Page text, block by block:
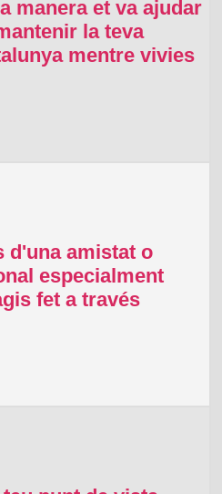
manera et va ajudar
la teva
mentre vivies
d'una amistat o
especialment
fet a través